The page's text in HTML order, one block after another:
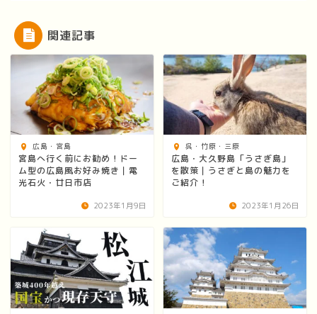
関連記事
広島・宮島
宮島へ行く前にお勧め！ドー
ム型の広島風お好み焼き｜電
光石火・廿日市店
2023年1月9日
呉・竹原・三原
広島・大久野島「うさぎ島」
を散策｜うさぎと島の魅力を
ご紹介！
2023年1月26日